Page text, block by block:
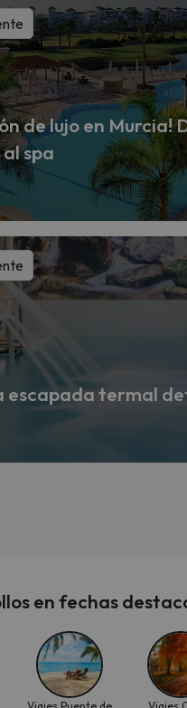
de lujo en
spa
escapada termal
en fechas